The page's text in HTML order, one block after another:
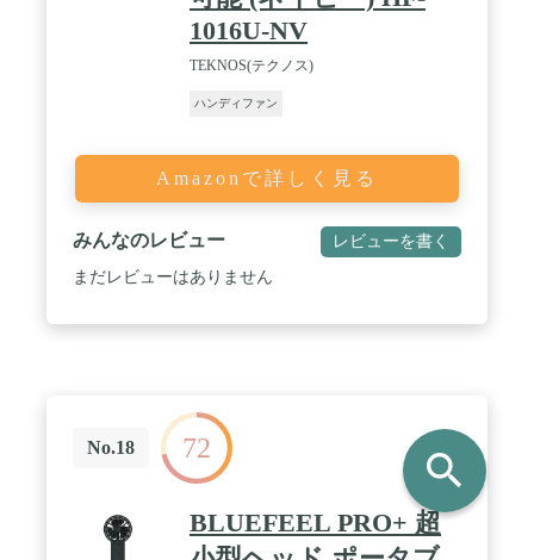
とが実現しました。軽くてコンパクトで、最長10時
間作動可能です。 / 💎【ストラップ付き・カラビナ
付き、首掛け・卓上として使用可能】本品はストラ
ップが付属しています。さらに扇風機のヘッド部は
して使用することが可能です。カラビナ付きで、カ
/ 🪶【コンパクトで軽くて、持ち運びやすい】本品
の寸法は5.2×4.8×19.5cmで、わずか175gの重さ。女
性が長時間持っていても疲れません。コンパクトで
バッグに収納するのも便利です。真夏の出かけはこ
れが欠かせないです。 / 💕【メーカーによる一年安
心保障】メーカーから一年間の商品保証を提供しま
す。商品について何かありましたら、いつでもメー
1016U-NV
TEKNOS(テクノス)
ハンディファン
Amazonで詳しく見る
みんなのレビュー レビューを書く
まだレビューはありません
No.18 72
BLUEFEEL PRO+ 超
search